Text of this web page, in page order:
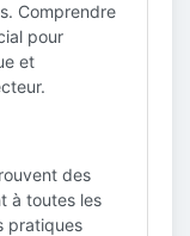
Comprendre
pour
et
des
à toutes les
pratiques